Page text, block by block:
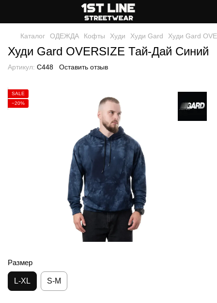
Каталог ОДЕЖДА Кофты Худи Худи Gard Худи Gard
Худи Gard OVERSIZE Тай-Дай Синий
Артикул: C448 Оставить отзыв
SALE
−20%
Размер
L-XL S-M